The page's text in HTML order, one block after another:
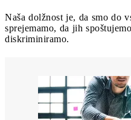
Naša dolžnost je, da smo do
sprejemamo, da jih
diskriminiramo.